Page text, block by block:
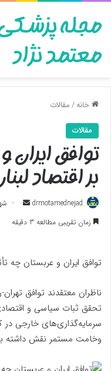
مجله پزشکی
معتمد نژاد
خانه/مقالات
مقالات
توافق ایران
بر اقتصاد
drmotamednejad
ارسال
به
زمان تقریبی مطالعه 3 دقیقه
توافق ایران و عربستان چه
ناظران معتقدند توافق
تحقق ثبات سیاسی و
سرمایه‌­گذاری­‌های خارجی
وخامت مستمر نقش داشته